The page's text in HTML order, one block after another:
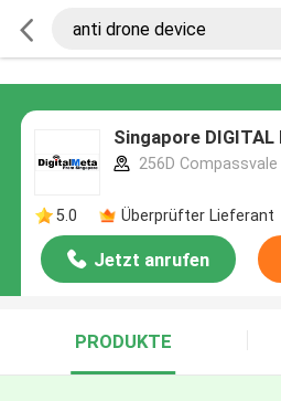
Singapore DIGITAL
256D
5.0 Überprüfter Lieferant
Jetzt anrufen
PRODUKTE